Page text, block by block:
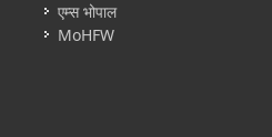
एम्स भोपाल
MoHFW